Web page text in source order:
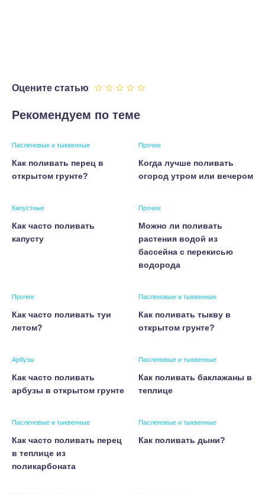
Оцените статью
Рекомендуем по теме
Пасленовые и тыквенные
Как поливать перец в
открытом грунте?
Прочее
Когда лучше поливать
огород утром или вечером
Капустные
Как часто поливать
капусту
Прочее
Можно ли поливать
растения водой из
бассейна с перекисью
водорода
Прочее
Как часто поливать туи
летом?
Пасленовые и тыквенные
Как поливать тыкву в
открытом грунте?
Арбузы
Как часто поливать
арбузы в открытом грунте
Пасленовые и тыквенные
Как поливать баклажаны в
теплице
Пасленовые и тыквенные
Как часто поливать перец
в теплице из
поликарбоната
Пасленовые и тыквенные
Как поливать дыни?